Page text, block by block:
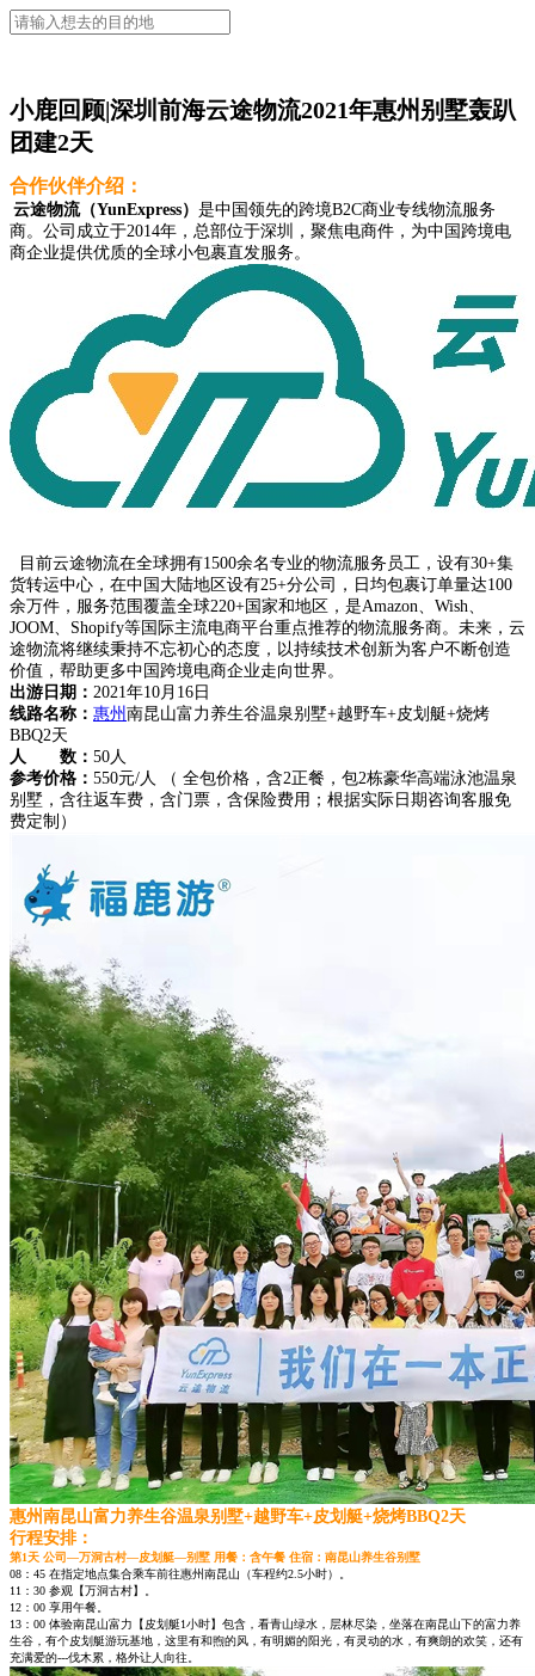
小鹿回顾|深圳前海云途物流2021年惠州别墅轰趴
团建2天
合作伙伴介绍：
云途物流（YunExpress） 是中国领先的跨境B2C商业专线物流服务
商。公司成立于2014年，总部位于深圳，聚焦电商件，为中国跨境电
商企业提供优质的全球小包裹直发服务。
目前云途物流在全球拥有1500余名专业的物流服务员工，设有30+集
货转运中心，在中国大陆地区设有25+分公司，日均包裹订单量达100
余万件，服务范围覆盖全球220+国家和地区，是Amazon、Wish、
JOOM、Shopify等国际主流电商平台重点推荐的物流服务商。未来，云
途物流将继续秉持不忘初心的态度，以持续技术创新为客户不断创造
价值，帮助更多中国跨境电商企业走向世界。
出游日期： 2021年10月16日
线路名称： 惠州 南昆山富力养生谷温泉别墅+越野车+皮划艇+烧烤
BBQ2天
人 数： 50人
参考价格： 550元/人 （ 全包价格，含2正餐，包2栋豪华高端泳池温泉
别墅，含往返车费，含门票，含保险费用；根据实际日期咨询客服免
费定制）
惠州南昆山富力养生谷温泉别墅+越野车+皮划艇+烧烤BBQ2天
行程安排：
第1天 公司—万洞古村—皮划艇—别墅 用餐：含午餐 住宿：南昆山养生谷别墅
08：45 在指定地点集合乘车前往惠州南昆山（车程约2.5小时）。
11：30 参观【万洞古村】。
12：00 享用午餐。
13：00 体验南昆山富力【皮划艇1小时】包含，看青山绿水，层林尽染，坐落在南昆山下的富力养
生谷，有个皮划艇游玩基地，这里有和煦的风，有明媚的阳光，有灵动的水，有爽朗的欢笑，还有
充满爱的---伐木累，格外让人向往。